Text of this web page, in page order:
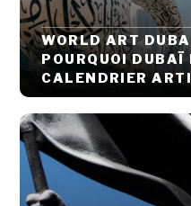
WORLD ART
POURQUOI DUBAÏ
CALENDRIER